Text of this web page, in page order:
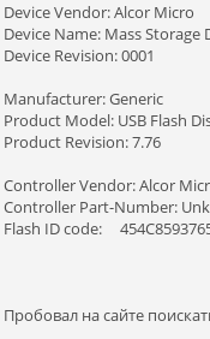
Device Vendor: Alcor Micro
Device Name: Mass Storage
Device Revision: 0001
Manufacturer: Generic
Product Model: USB Flash
Product Revision: 7.76
Controller Vendor: Alcor
Controller Part-Number:
Flash ID code:
Пробовал на сайте